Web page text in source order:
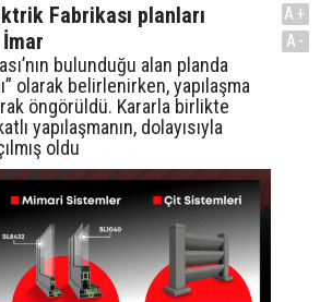
Fabrikası planları
bulunduğu alan planda
olarak belirlenirken, yapılaşma
öngörüldü. Kararla birlikte
yapılaşmanın, dolayısıyla
oldu
A+
A-